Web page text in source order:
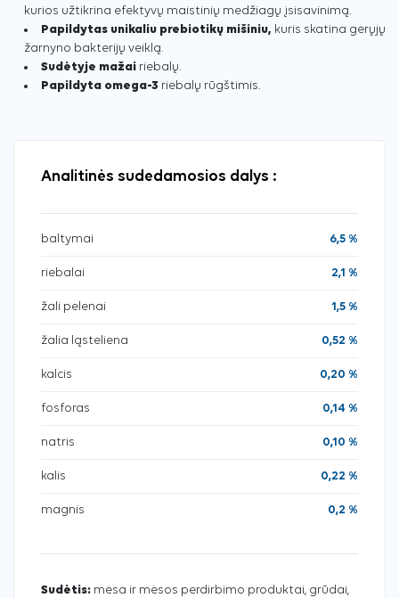
kurios užtikrina efektyvų maistinių medžiagų įsisavinimą.
Papildytas unikaliu prebiotikų mišiniu, kuris skatina gerųjų
žarnyno bakterijų veiklą.
Sudėtyje mažai riebalų.
Papildyta omega-3 riebalų rūgštimis.
Analitinės sudedamosios dalys :
baltymai 6,5 %
riebalai 2,1 %
žali pelenai 1,5 %
žalia ląsteliena 0,52 %
kalcis 0,20 %
fosforas 0,14 %
natris 0,10 %
kalis 0,22 %
magnis 0,2 %
Sudėtis: mėsa ir mėsos perdirbimo produktai, grūdai,